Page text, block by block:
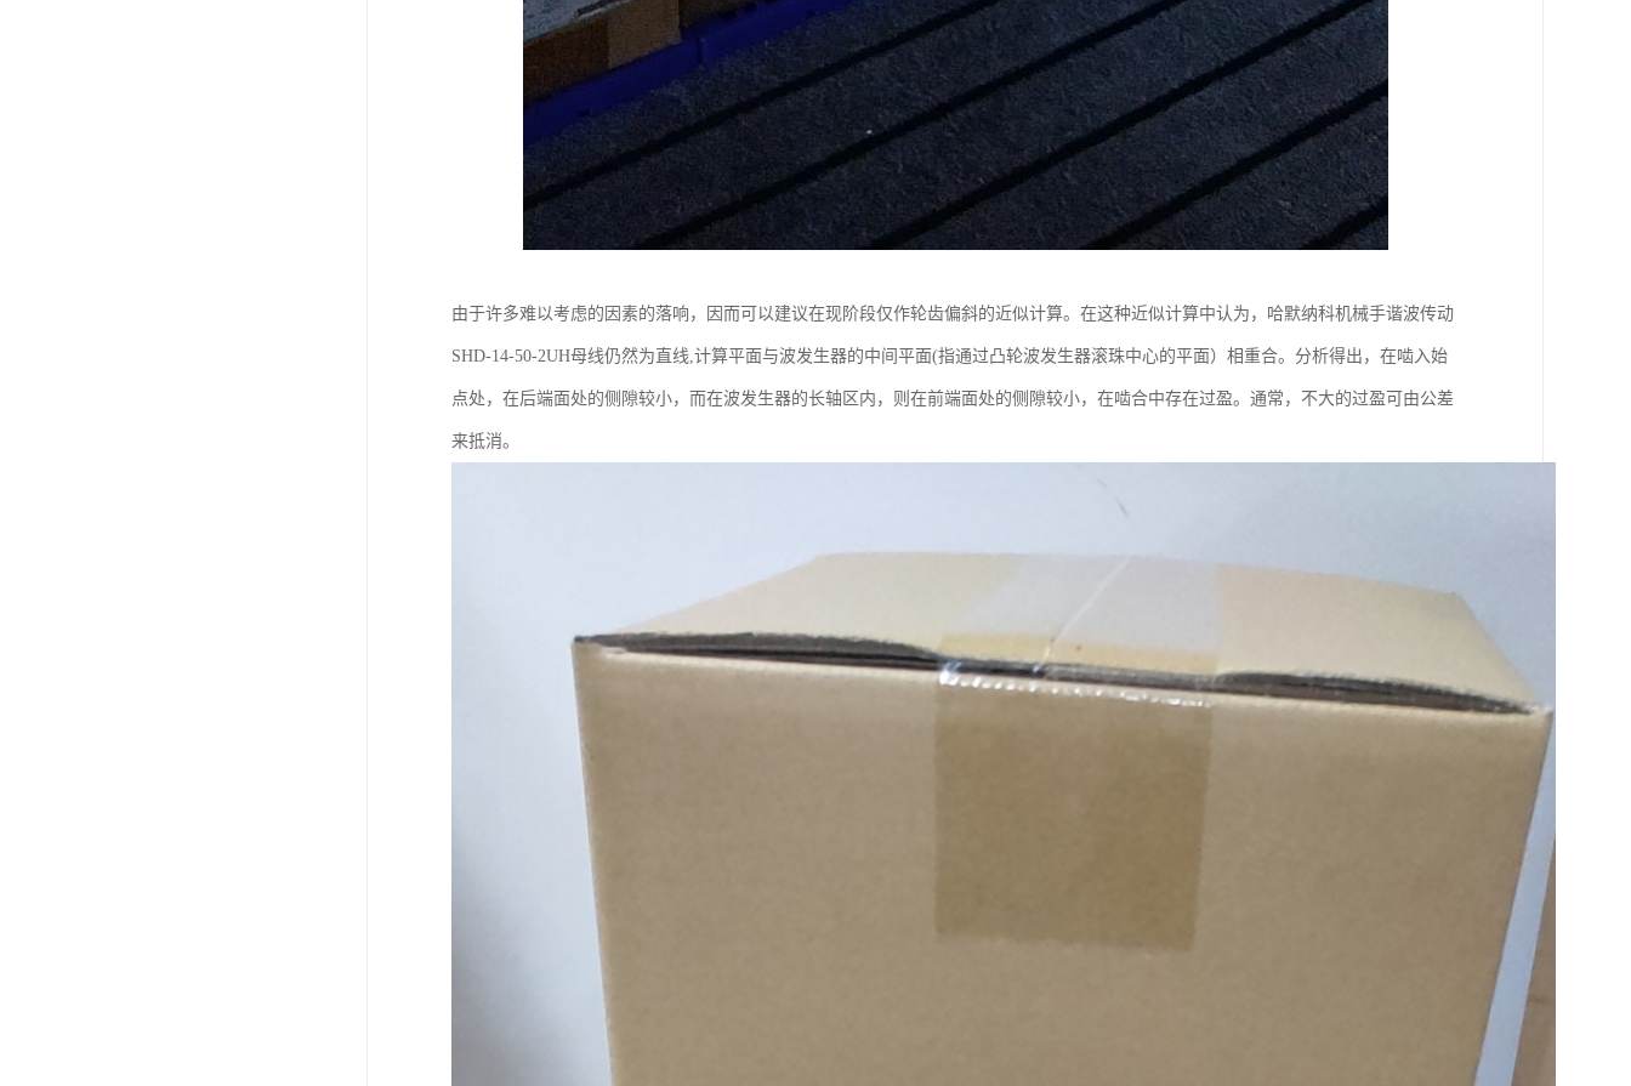
由于许多难以考虑的因素的落响，因而可以建议在现阶段仅作轮齿偏斜的近似计算。在这种近似计算中认为，哈默纳科机械手谐波传动
SHD-14-50-2UH母线仍然为直线,计算平面与波发生器的中间平面(指通过凸轮波发生器滚珠中心的平面）相重合。分析得出，在啮入始
点处，在后端面处的侧隙较小，而在波发生器的长轴区内，则在前端面处的侧隙较小，在啮合中存在过盈。通常，不大的过盈可由公差
来抵消。